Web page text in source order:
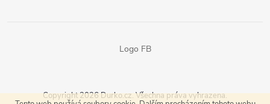
Logo FB
Copyright 2026 Durko.cz. Všechna práva vyhrazena.